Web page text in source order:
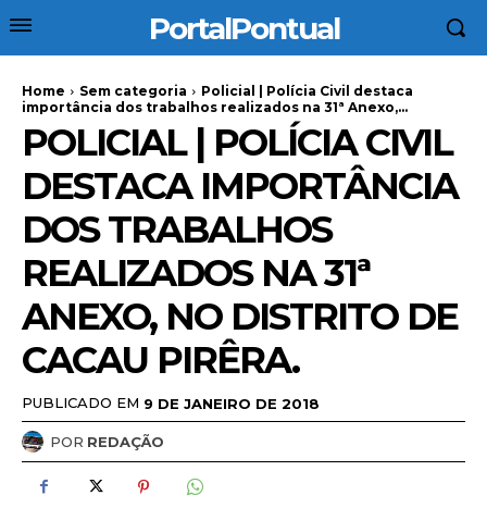
PortalPontual
Home Sem categoria
Policial | Polícia Civil destaca
importância dos trabalhos realizados na 31ª Anexo,...
POLICIAL | POLÍCIA CIVIL
DESTACA IMPORTÂNCIA
DOS TRABALHOS
REALIZADOS NA 31ª
ANEXO, NO DISTRITO DE
CACAU PIRÊRA.
PUBLICADO EM 9 DE JANEIRO DE 2018
POR REDAÇÃO